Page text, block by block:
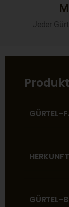
Jeder
GÜRTEL-
HERKUNFT
GÜRTEL-